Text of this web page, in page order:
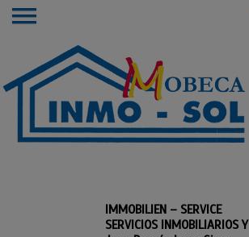
IMMOBILIEN – SERVICE
SERVICIOS INMOBILIARIOS